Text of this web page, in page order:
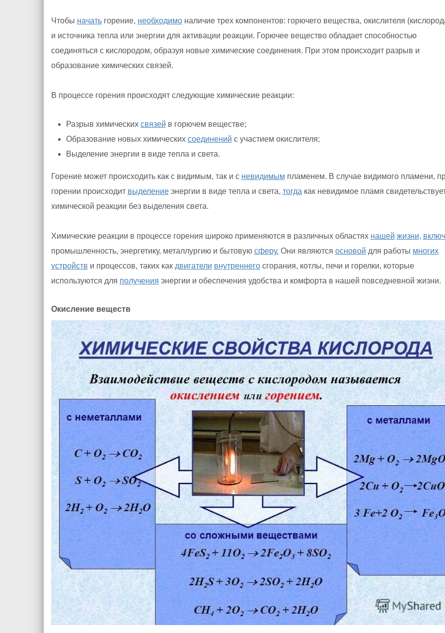
Чтобы начатьгорение, необходимоналичие трех компонентов: горючего вещества, окислителя
и источника тепла или энергии для активации реакции. Горючее вещество обладает способностью
соединяться с кислородом, образуя новые химические соединения. При этом происходит разрыв и
образование химических связей.
В процессе горения происходят следующие химические реакции:
Разрыв химических связей в горючем веществе;
Образование новых химических соединений с участием окислителя;
Выделение энергии в виде тепла и света.
Горение может происходить как с видимым, так и с невидимым пламенем. В случае видимого пламени,
горении происходит выделениеэнергии в виде тепла и света, тогда как невидимое пламя
химической реакции без выделения света.
Химические реакции в процессе горения широко применяются в различных областях нашей жизни,
промышленность, энергетику, металлургию и бытовую сферу. Они являются основой для работы многих
устройств и процессов, таких как двигатели внутреннегосгорания, котлы, печи и горелки, которые
используются для получения энергии и обеспечения удобства и комфорта в нашей повседневной жизни.
Окисление веществ